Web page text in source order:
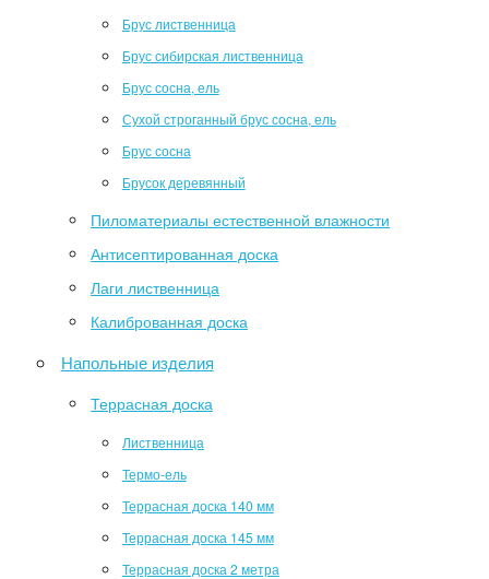
Брус лиственница
Брус сибирская лиственница
Брус сосна, ель
Сухой строганный брус сосна, ель
Брус сосна
Брусок деревянный
Пиломатериалы естественной влажности
Антисептированная доска
Лаги лиственница
Калиброванная доска
Напольные изделия
Террасная доска
Лиственница
Термо-ель
Террасная доска 140 мм
Террасная доска 145 мм
Террасная доска 2 метра